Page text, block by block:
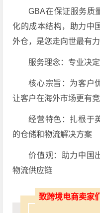
GBA在保证服务质
化的成本结构，助力中
外仓，是您走向世最有力
服务理念：专业决
核心宗旨：为客户
让客户在海外市场更有
经营特色：扎根于
的仓储和物流解决方案
价值观：助力中国
物流供应链
致跨境电商卖家